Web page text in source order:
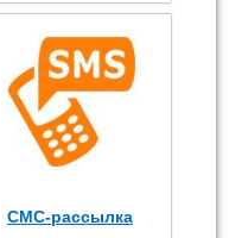
СМС-рассылка